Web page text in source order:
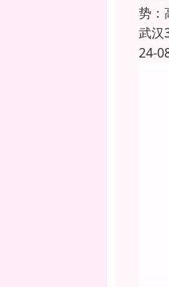
势：
武汉
24-